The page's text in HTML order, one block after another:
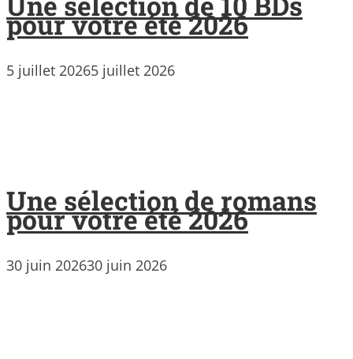
pour votre été 2026
5 juillet 20265 juillet 2026
Une sélection de romans
pour votre été 2026
30 juin 202630 juin 2026